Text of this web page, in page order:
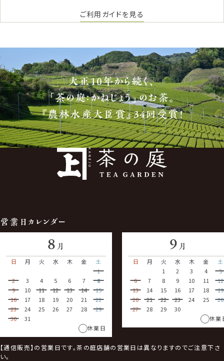
ご利用ガイドを見る
大正10年から続く、
「茶の庭：かねじょう」のお茶。
『農林水産大臣賞』34回受賞！
営業日カレンダー
8 月
日
月 火 水 木 金
土
1
2
3 4 5 6 7
8
9
10 11 12 13 14
15
16
17 18 19 20 21
22
23
24 25 26 27 28
29
30
31
休業日
9 月
日
月 火 水 木 金
土
1
2 3 4
5
6
7 8 9 10 11
12
13
14 15 16 17 18
19
20
21 22 23 24 25
26
27
28 29
30
休業
【通信販売】の営業日です。茶の庭店舗の営業日は異なりますのでご注意下さ
い。